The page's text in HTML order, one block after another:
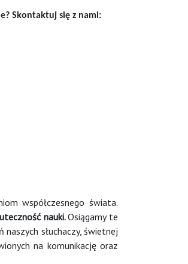
Skontaktuj się z nami:
współczesnego świata.
nauki.Osiągamy te
słuchaczy, świetnej
na komunikację oraz